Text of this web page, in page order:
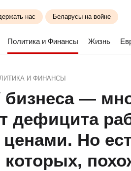
нас Беларусы на войне
Политика и Финансы Жизнь
И ФИНАНСЫ
бизнеса —
дефицита
ценами. Но
которых,